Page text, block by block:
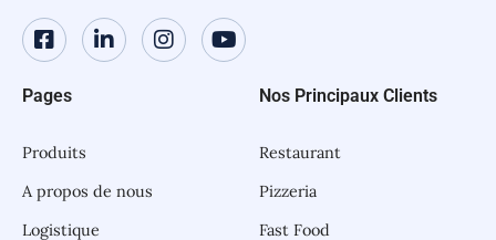
Pages
Produits
A propos de nous
Logistique
Nos Principaux Clients
Restaurant
Pizzeria
Fast Food